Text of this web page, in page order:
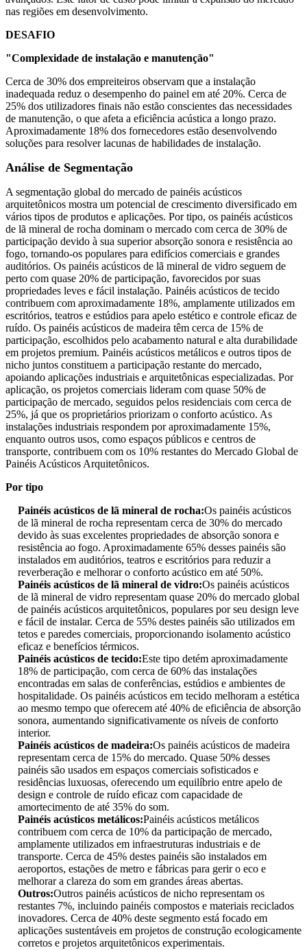
nas regiões em desenvolvimento.
DESAFIO
"Complexidade de instalação e manutenção"
Cerca de 30% dos empreiteiros observam que a instalação
inadequada reduz o desempenho do painel em até 20%. Cerca de
25% dos utilizadores finais não estão conscientes das necessidades
de manutenção, o que afeta a eficiência acústica a longo prazo.
Aproximadamente 18% dos fornecedores estão desenvolvendo
soluções para resolver lacunas de habilidades de instalação.
Análise de Segmentação
A segmentação global do mercado de painéis acústicos
arquitetônicos mostra um potencial de crescimento diversificado em
vários tipos de produtos e aplicações. Por tipo, os painéis acústicos
de lã mineral de rocha dominam o mercado com cerca de 30% de
participação devido à sua superior absorção sonora e resistência ao
fogo, tornando-os populares para edifícios comerciais e grandes
auditórios. Os painéis acústicos de lã mineral de vidro seguem de
perto com quase 20% de participação, favorecidos por suas
propriedades leves e fácil instalação. Painéis acústicos de tecido
contribuem com aproximadamente 18%, amplamente utilizados em
escritórios, teatros e estúdios para apelo estético e controle eficaz de
ruído. Os painéis acústicos de madeira têm cerca de 15% de
participação, escolhidos pelo acabamento natural e alta durabilidade
em projetos premium. Painéis acústicos metálicos e outros tipos de
nicho juntos constituem a participação restante do mercado,
apoiando aplicações industriais e arquitetônicas especializadas. Por
aplicação, os projetos comerciais lideram com quase 50% de
participação de mercado, seguidos pelos residenciais com cerca de
25%, já que os proprietários priorizam o conforto acústico. As
instalações industriais respondem por aproximadamente 15%,
enquanto outros usos, como espaços públicos e centros de
transporte, contribuem com os 10% restantes do Mercado Global de
Painéis Acústicos Arquitetônicos.
Por tipo
Painéis acústicos de lã mineral de rocha:Os painéis acústicos
de lã mineral de rocha representam cerca de 30% do mercado
devido às suas excelentes propriedades de absorção sonora e
resistência ao fogo. Aproximadamente 65% desses painéis são
instalados em auditórios, teatros e escritórios para reduzir a
reverberação e melhorar o conforto acústico em até 50%.
Painéis acústicos de lã mineral de vidro:Os painéis acústicos
de lã mineral de vidro representam quase 20% do mercado global
de painéis acústicos arquitetônicos, populares por seu design leve
e fácil de instalar. Cerca de 55% destes painéis são utilizados em
tetos e paredes comerciais, proporcionando isolamento acústico
eficaz e benefícios térmicos.
Painéis acústicos de tecido:Este tipo detém aproximadamente
18% de participação, com cerca de 60% das instalações
encontradas em salas de conferências, estúdios e ambientes de
hospitalidade. Os painéis acústicos em tecido melhoram a estética
ao mesmo tempo que oferecem até 40% de eficiência de absorção
sonora, aumentando significativamente os níveis de conforto
interior.
Painéis acústicos de madeira:Os painéis acústicos de madeira
representam cerca de 15% do mercado. Quase 50% desses
painéis são usados ​​em espaços comerciais sofisticados e
residências luxuosas, oferecendo um equilíbrio entre apelo de
design e controle de ruído eficaz com capacidade de
amortecimento de até 35% do som.
Painéis acústicos metálicos:Painéis acústicos metálicos
contribuem com cerca de 10% da participação de mercado,
amplamente utilizados em infraestruturas industriais e de
transporte. Cerca de 45% destes painéis são instalados em
aeroportos, estações de metro e fábricas para gerir o eco e
melhorar a clareza do som em grandes áreas abertas.
Outros:Outros painéis acústicos de nicho representam os
restantes 7%, incluindo painéis compostos e materiais reciclados
inovadores. Cerca de 40% deste segmento está focado em
aplicações sustentáveis ​​em projetos de construção ecologicamente
corretos e projetos arquitetônicos experimentais.